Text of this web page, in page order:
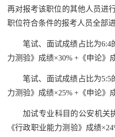
再对报考该职位的其他人员进
职位符合条件的报考人员全部进
笔试、面试成绩占比为
力测验》成绩×30% +《申论》
笔试、面试成绩占比为
力测验》成绩×25% +《申论》
加试专业科目的公安机关
《行政职业能力测验》成绩